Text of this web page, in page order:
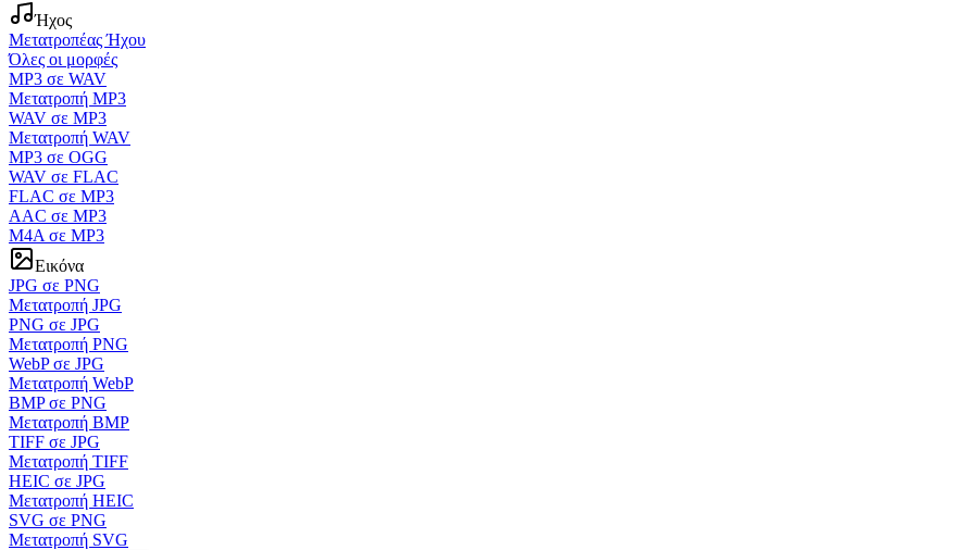
Ήχος
Μετατροπέας Ήχου
Όλες οι μορφές
MP3 σε WAV
Μετατροπή MP3
WAV σε MP3
Μετατροπή WAV
MP3 σε OGG
WAV σε FLAC
FLAC σε MP3
AAC σε MP3
M4A σε MP3
Εικόνα
JPG σε PNG
Μετατροπή JPG
PNG σε JPG
Μετατροπή PNG
WebP σε JPG
Μετατροπή WebP
BMP σε PNG
Μετατροπή BMP
TIFF σε JPG
Μετατροπή TIFF
HEIC σε JPG
Μετατροπή HEIC
SVG σε PNG
Μετατροπή SVG